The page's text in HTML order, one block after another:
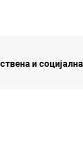
и социјална